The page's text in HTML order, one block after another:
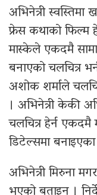
अभिनेत्री
फ्रेस कथाको फिल्म
मास्केले एकदमै
बनाएको चलचित्र
अशोक शर्माले
। अभिनेत्री केकी
चलचित्र हेर्न
डिटेल्समा बनाइएका
अभिनेत्री मिरुना